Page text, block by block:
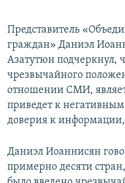
Представитель
граждан» Даниэл
Азатутюн подчеркнул,
чрезвычайного
отношении СМИ,
приведет к
доверия к информации,
Даниэл Иоаннисян
примерно десяти